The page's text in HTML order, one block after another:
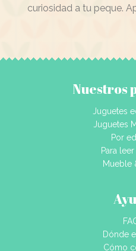
curiosidad a tu peque.
Nuestros
Juguetes
Juguetes
Por
Para
Mueble
Dónde
Cómo